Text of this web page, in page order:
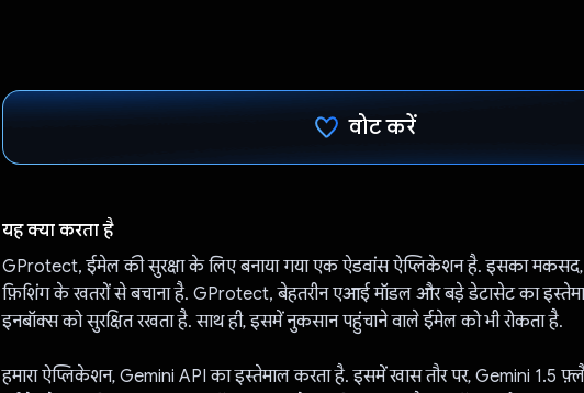
वोट करें
यह क्या करता है
GProtect, ईमेल की सुरक्षा के लिए बनाया गया एक ऐडवांस ऐप्लिकेशन है. इसका
फ़िशिंग के खतरों से बचाना है. GProtect, बेहतरीन एआई मॉडल और बड़े डेटासेट का
इनबॉक्स को सुरक्षित रखता है. साथ ही, इसमें नुकसान पहुंचाने वाले ईमेल को भी रोकता है.
हमारा ऐप्लिकेशन, Gemini API का इस्तेमाल करता है. इसमें खास तौर पर, Gemini 1.5